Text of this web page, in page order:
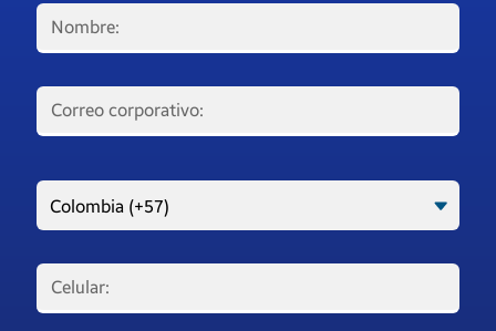
Nombre:
Correo corporativo:
Celular: